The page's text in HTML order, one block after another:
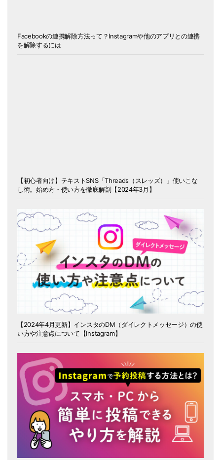
Facebookの連携解除方法って？Instagramや他のアプリとの連携
を解除するには
【初心者向け】テキストSNS「Threads（スレッズ）」使いこな
し術。始め方・使い方を徹底解剖【2024年3月】
【2024年4月更新】インスタのDM（ダイレクトメッセージ）の使
い方や注意点について【Instagram】